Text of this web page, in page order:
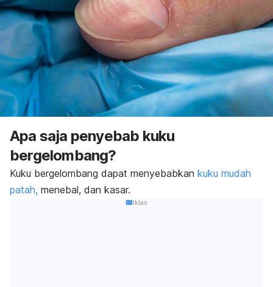
Apa saja penyebab kuku
bergelombang?
Kuku bergelombang dapat menyebabkan kuku mudah
patah, menebal, dan kasar.
Iklan